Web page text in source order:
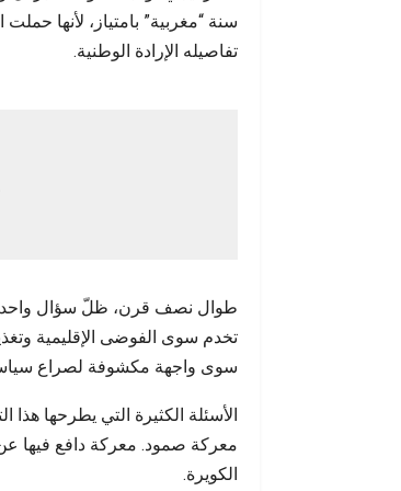
سنة “مغربية” بامتياز، لأنها
تفاصيله الإرادة الوطنية.
طوال نصف قرن، ظلّ سؤال واحد
تخدم سوى الفوضى الإقليمية
سوى واجهة مكشوفة لصراع
الأسئلة الكثيرة التي يطرحها
معركة صمود. معركة دافع فيها
الكويرة.
حين يفضح يومٌ واحد سنواتٍ من الخطاب